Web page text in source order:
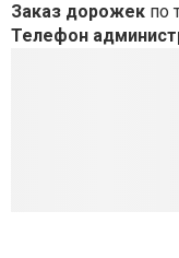
Заказ дорожек по
Телефон